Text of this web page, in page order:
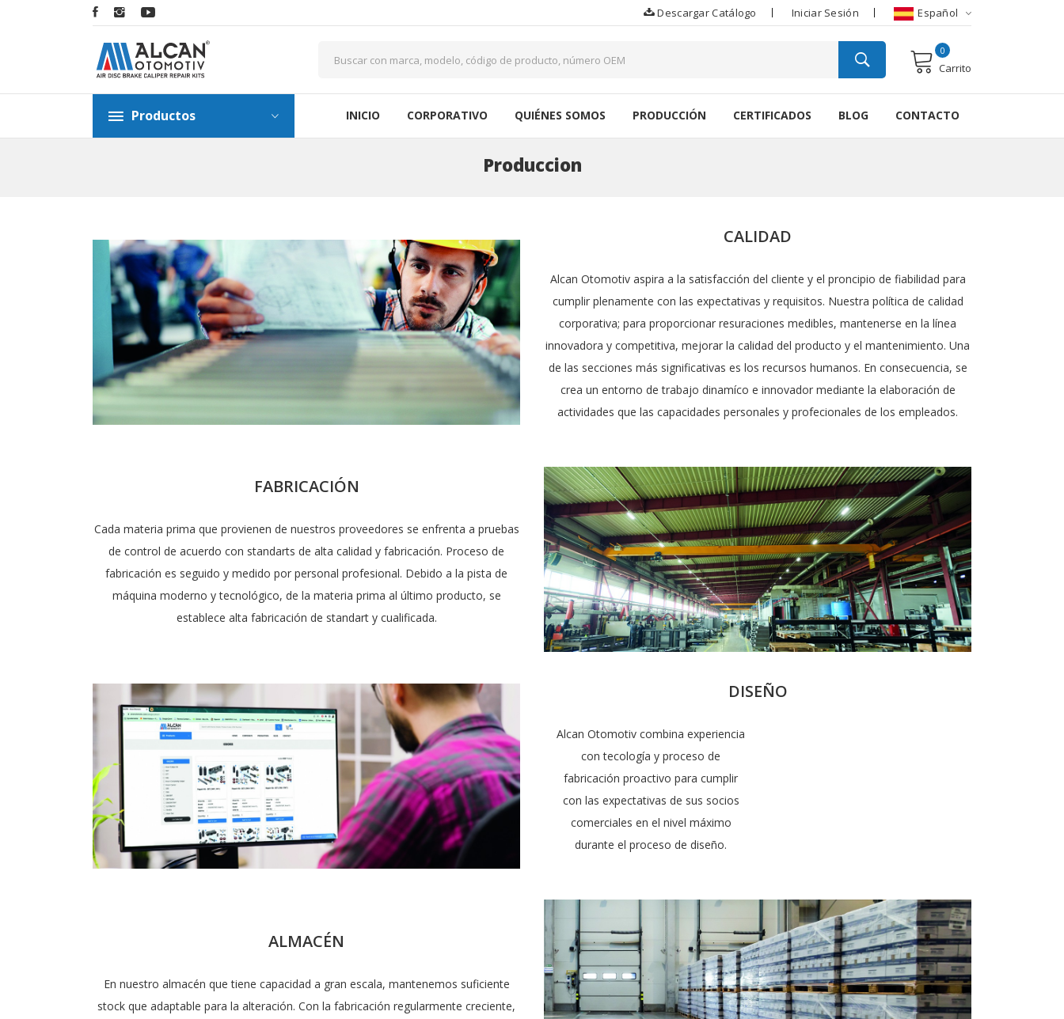
Descargar Catálogo Iniciar Sesión Español
Carrito
0
Productos INICIO CORPORATIVO QUIÉNES SOMOS PRODUCCIÓN CERTIFICADOS BLOG CONTACTO
Produccion
CALIDAD
Alcan Otomotiv aspira a la satisfacción del cliente y el proncipio de fiabilidad para
cumplir plenamente con las expectativas y requisitos. Nuestra política de calidad
corporativa; para proporcionar resuraciones medibles, mantenerse en la línea
innovadora y competitiva, mejorar la calidad del producto y el mantenimiento. Una
de las secciones más significativas es los recursos humanos. En consecuencia, se
crea un entorno de trabajo dinamíco e innovador mediante la elaboración de
actividades que las capacidades personales y profecionales de los empleados.
FABRICACIÓN
Cada materia prima que provienen de nuestros proveedores se enfrenta a pruebas
de control de acuerdo con standarts de alta calidad y fabricación. Proceso de
fabricación es seguido y medido por personal profesional. Debido a la pista de
máquina moderno y tecnológico, de la materia prima al último producto, se
establece alta fabricación de standart y cualificada.
DISEÑO
Alcan Otomotiv combina experiencia
con tecología y proceso de
fabricación proactivo para cumplir
con las expectativas de sus socios
comerciales en el nivel máximo
durante el proceso de diseño.
ALMACÉN
En nuestro almacén que tiene capacidad a gran escala, mantenemos suficiente
stock que adaptable para la alteración. Con la fabricación regularmente creciente,